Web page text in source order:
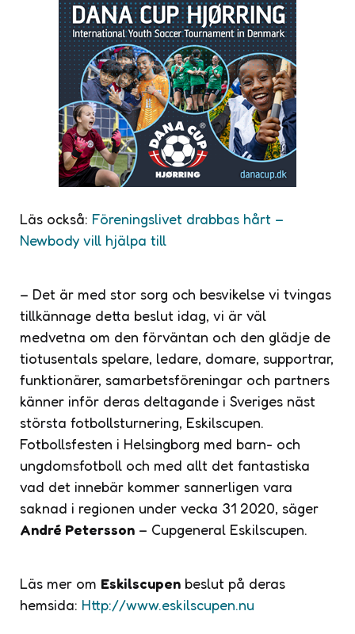
Läs också: Föreningslivet drabbas hårt –
Newbody vill hjälpa till
– Det är med stor sorg och besvikelse vi tvingas
tillkännage detta beslut idag, vi är väl
medvetna om den förväntan och den glädje de
tiotusentals spelare, ledare, domare, supportrar,
funktionärer, samarbetsföreningar och partners
känner inför deras deltagande i Sveriges näst
största fotbollsturnering, Eskilscupen.
Fotbollsfesten i Helsingborg med barn- och
ungdomsfotboll och med allt det fantastiska
vad det innebär kommer sannerligen vara
saknad i regionen under vecka 31 2020, säger
André Petersson – Cupgeneral Eskilscupen.
Läs mer om Eskilscupen beslut på deras
hemsida: Http://www.eskilscupen.nu